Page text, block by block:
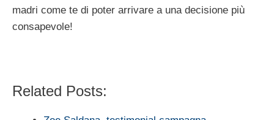
madri come te di poter arrivare a una decisione più
consapevole!
Related Posts: